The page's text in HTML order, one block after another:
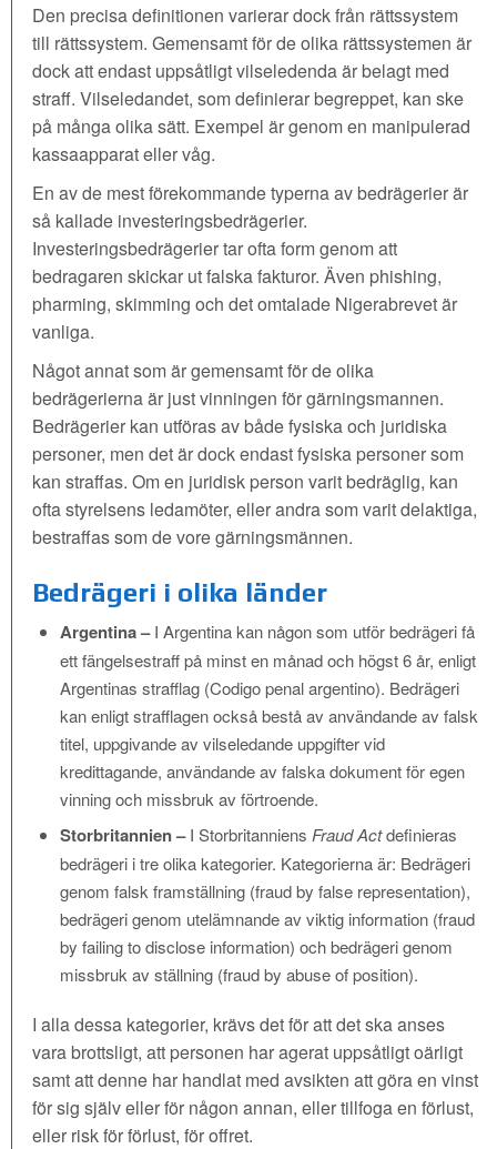
Den precisa definitionen varierar dock från rättssystem
till rättssystem. Gemensamt för de olika rättssystemen är
dock att endast uppsåtligt vilseledenda är belagt med
straff. Vilseledandet, som definierar begreppet, kan ske
på många olika sätt. Exempel är genom en manipulerad
kassaapparat eller våg.
En av de mest förekommande typerna av bedrägerier är
så kallade investeringsbedrägerier.
Investeringsbedrägerier tar ofta form genom att
bedragaren skickar ut falska fakturor. Även phishing,
pharming, skimming och det omtalade Nigerabrevet är
vanliga.
Något annat som är gemensamt för de olika
bedrägerierna är just vinningen för gärningsmannen.
Bedrägerier kan utföras av både fysiska och juridiska
personer, men det är dock endast fysiska personer som
kan straffas. Om en juridisk person varit bedräglig, kan
ofta styrelsens ledamöter, eller andra som varit delaktiga,
bestraffas som de vore gärningsmännen.
Bedrägeri i olika länder
Argentina –I Argentina kan någon som utför bedrägeri få
ett fängelsestraff på minst en månad och högst 6 år, enligt
Argentinas strafflag (Codigo penal argentino). Bedrägeri
kan enligt strafflagen också bestå av användande av falsk
titel, uppgivande av vilseledande uppgifter vid
kredittagande, användande av falska dokument för egen
vinning och missbruk av förtroende.
Storbritannien –I Storbritanniens Fraud Actdefinieras
bedrägeri i tre olika kategorier. Kategorierna är: Bedrägeri
genom falsk framställning (fraud by false representation),
bedrägeri genom utelämnande av viktig information (fraud
by failing to disclose information) och bedrägeri genom
missbruk av ställning (fraud by abuse of position).
I alla dessa kategorier, krävs det för att det ska anses
vara brottsligt, att personen har agerat uppsåtligt oärligt
samt att denne har handlat med avsikten att göra en vinst
för sig själv eller för någon annan, eller tillfoga en förlust,
eller risk för förlust, för offret.